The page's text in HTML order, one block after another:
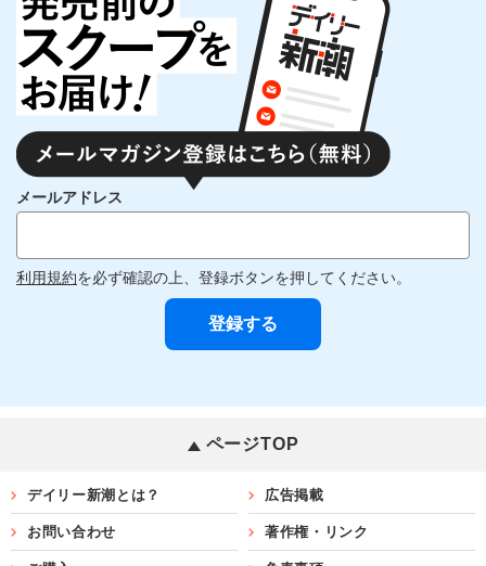
メールアドレス
利用規約を必ず確認の上、登録ボタンを押してください。
ページTOP
デイリー新潮とは？ 広告掲載
お問い合わせ 著作権・リンク